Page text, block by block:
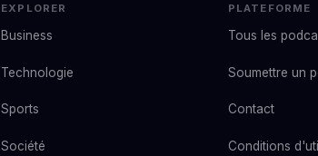
EXPLORER
Business
Technologie
Sports
Société
PLATEFORME
Tous les
Soumettre un
Contact
Conditions